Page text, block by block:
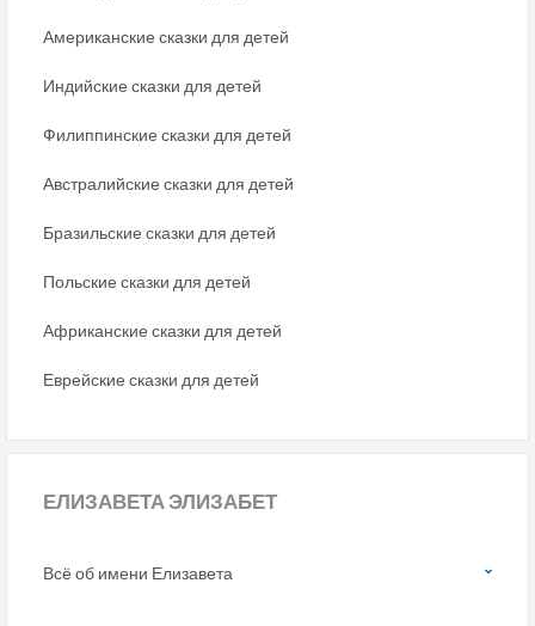
Американские сказки для детей
Индийские сказки для детей
Филиппинские сказки для детей
Австралийские сказки для детей
Бразильские сказки для детей
Польские сказки для детей
Африканские сказки для детей
Еврейские сказки для детей
ЕЛИЗАВЕТА ЭЛИЗАБЕТ
Всё об имени Елизавета